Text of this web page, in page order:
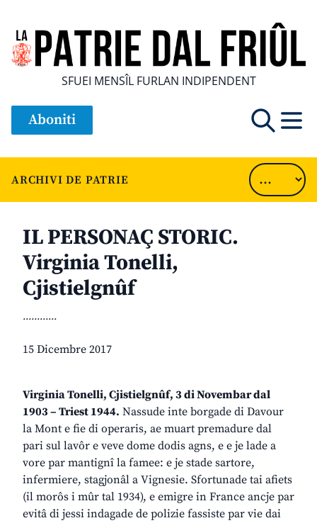
SFUEI MENSÎL FURLAN INDIPENDENT
Aboniti
ARCHIVI DE PATRIE
IL PERSONAÇ STORIC.
Virginia Tonelli,
Cjistielgnûf
............
15 Dicembre 2017
Virginia Tonelli, Cjistielgnûf, 3 di Novembar dal
1903 – Triest 1944. Nassude inte borgade di Davour
la Mont e fie di operaris, ae muart premadure dal
pari sul lavôr e veve dome dodis agns, e e je lade a
vore par mantignî la famee: e je stade sartore,
infermiere, stagjonâl a Vignesie. Sfortunade tai afiets
(il morôs i mûr tal 1934), e emigre in France ancje par
evitâ di jessi indagade de polizie fassiste par vie dai